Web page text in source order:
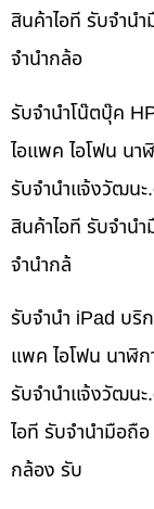
สินค้าไอที รับจำน
จำนำกล้อ
รับจำนำโน๊ตบุ๊ค
ไอแพค ไอโฟน นา
รับจํานําแจ้งวัฒน
สินค้าไอที รับจำน
จำนำกล้
รับจำนำ iPad บริ
แพค ไอโฟน นาฬิ
รับจํานําแจ้งวัฒนะ
ไอที รับจำนำมือถื
กล้อง รับ